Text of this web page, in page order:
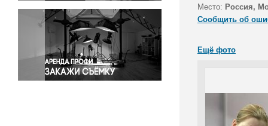
Светская жизнь
Спорт
Экология
Экономика и бизнес
Место: Россия,
Сообщить об
Ещё фото